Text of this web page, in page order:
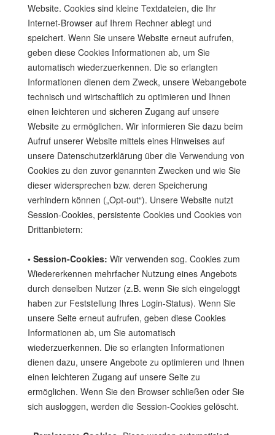
Website. Cookies sind kleine Textdateien, die Ihr
Internet-Browser auf Ihrem Rechner ablegt und
speichert. Wenn Sie unsere Website erneut aufrufen,
geben diese Cookies Informationen ab, um Sie
automatisch wiederzuerkennen. Die so erlangten
Informationen dienen dem Zweck, unsere Webangebote
technisch und wirtschaftlich zu optimieren und Ihnen
einen leichteren und sicheren Zugang auf unsere
Website zu ermöglichen. Wir informieren Sie dazu beim
Aufruf unserer Website mittels eines Hinweises auf
unsere Datenschutzerklärung über die Verwendung von
Cookies zu den zuvor genannten Zwecken und wie Sie
dieser widersprechen bzw. deren Speicherung
verhindern können („Opt-out“). Unsere Website nutzt
Session-Cookies, persistente Cookies und Cookies von
Drittanbietern:
• Session-Cookies: Wir verwenden sog. Cookies zum
Wiedererkennen mehrfacher Nutzung eines Angebots
durch denselben Nutzer (z.B. wenn Sie sich eingeloggt
haben zur Feststellung Ihres Login-Status). Wenn Sie
unsere Seite erneut aufrufen, geben diese Cookies
Informationen ab, um Sie automatisch
wiederzuerkennen. Die so erlangten Informationen
dienen dazu, unsere Angebote zu optimieren und Ihnen
einen leichteren Zugang auf unsere Seite zu
ermöglichen. Wenn Sie den Browser schließen oder Sie
sich ausloggen, werden die Session-Cookies gelöscht.